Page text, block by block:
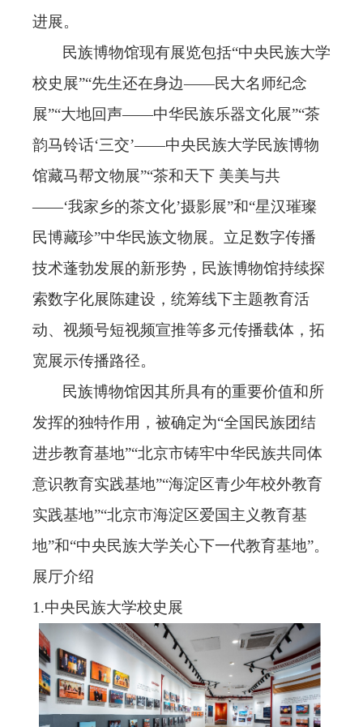
进展。
民族博物馆现有展览包括“中央民族大学
校史展”“先生还在身边——民大名师纪念
展”“大地回声——中华民族乐器文化展”“茶
韵马铃话‘三交’——中央民族大学民族博物
馆藏马帮文物展”“茶和天下 美美与共
——‘我家乡的茶文化’摄影展”和“星汉璀璨
民博藏珍”中华民族文物展。 立足数字传播
技术蓬勃发展的新形势， 民族博物馆持续探
索数字化展陈建设，统筹线下主题教育活
动、视频号短视频宣推等多元传播载体，拓
宽展示传播路径。
民族博物馆因其所具有的重要价值和所
发挥的独特作用，被确定为“全国民族团结
进步教育基地”“北京市铸牢中华民族共同体
意识教育实践基地”“海淀区青少年校外教育
实践基地”“北京市海淀区爱国主义教育基
地”和“中央民族大学关心下一代教育基地”。
展厅介绍
1 .中央民族大学校史展